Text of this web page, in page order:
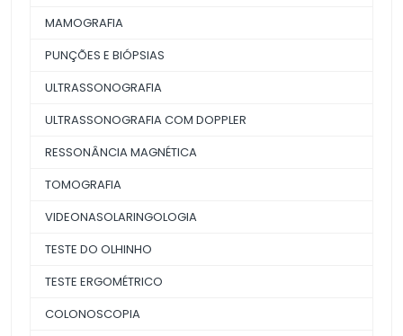
MAMOGRAFIA
PUNÇÕES E BIÓPSIAS
ULTRASSONOGRAFIA
ULTRASSONOGRAFIA COM DOPPLER
RESSONÂNCIA MAGNÉTICA
TOMOGRAFIA
VIDEONASOLARINGOLOGIA
TESTE DO OLHINHO
TESTE ERGOMÉTRICO
COLONOSCOPIA